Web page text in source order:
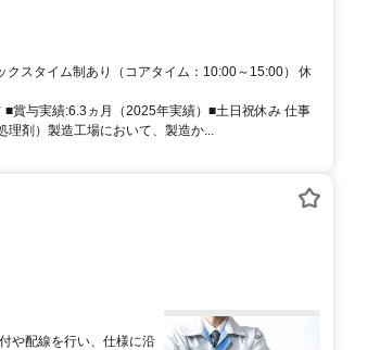
スタイム制あり（コアタイム：10:00～15:00） 休
賞与実績:6.3ヵ月（2025年実績）■土日祝休み 仕事
理剤）製造工場において、製造か...
や配線を行い、仕様に沿